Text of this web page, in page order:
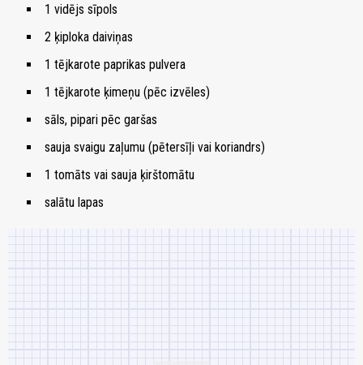
1 vidējs sīpols
2 ķiploka daiviņas
1 tējkarote paprikas pulvera
1 tējkarote ķimeņu (pēc izvēles)
sāls, pipari pēc garšas
sauja svaigu zaļumu (pētersīļi vai koriandrs)
1 tomāts vai sauja ķirštomātu
salātu lapas